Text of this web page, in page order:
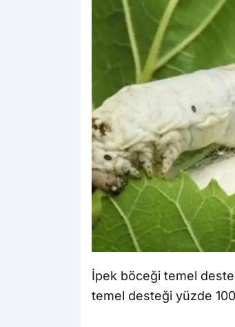
İpek böceği temel
temel desteği yüzde